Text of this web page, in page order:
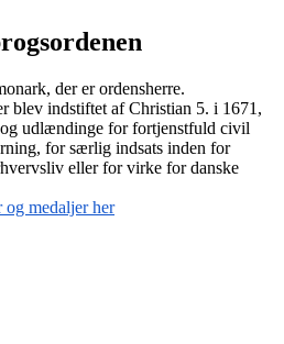
der er ordensherre.
blev indstiftet af Christian 5. i 1671,
og udlændinge for fortjenstfuld civil
for særlig indsats inden for
eller for virke for danske
medaljer her